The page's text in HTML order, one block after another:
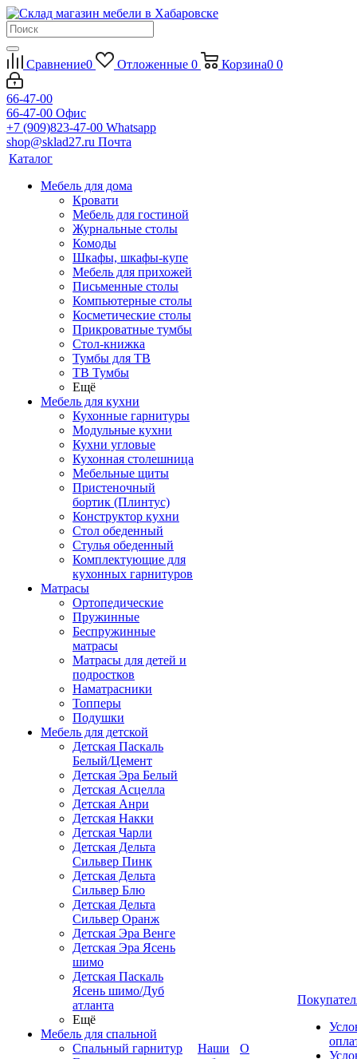
Сравнение0 Отложенные 0 Корзина0 0
66-47-00
66-47-00 Офис
+7 (909)823-47-00 Whatsapp
shop@sklad27.ru Почта
Каталог
Мебель для дома
Кровати
Мебель для гостиной
Журнальные столы
Комоды
Шкафы, шкафы-купе
Мебель для прихожей
Письменные столы
Компьютерные столы
Косметические столы
Прикроватные тумбы
Стол-книжка
Тумбы для ТВ
ТВ Тумбы
Ещё
Мебель для кухни
Кухонные гарнитуры
Модульные кухни
Кухни угловые
Кухонная столешница
Мебельные щиты
Пристеночный
бортик (Плинтус)
Конструктор кухни
Стол обеденный
Стулья обеденный
Комплектующие для
кухонных гарнитуров
Матраcы
Ортопедические
Пружинные
Беспружинные
матрасы
Матрасы для детей и
подростков
Наматрасники
Топперы
Подушки
Мебель для детской
Детская Паскаль
Белый/Цемент
Детская Эра Белый
Детская Асцелла
Детская Анри
Детская Накки
Детская Чарли
Детская Дельта
Сильвер Пинк
Детская Дельта
Сильвер Блю
Детская Дельта
Сильвер Оранж
Детская Эра Венге
Детская Эра Ясень
шимо
Детская Паскаль
Ясень шимо/Дуб
атланта
Ещё
Мебель для спальной
Спальный гарнитур
Наши
О